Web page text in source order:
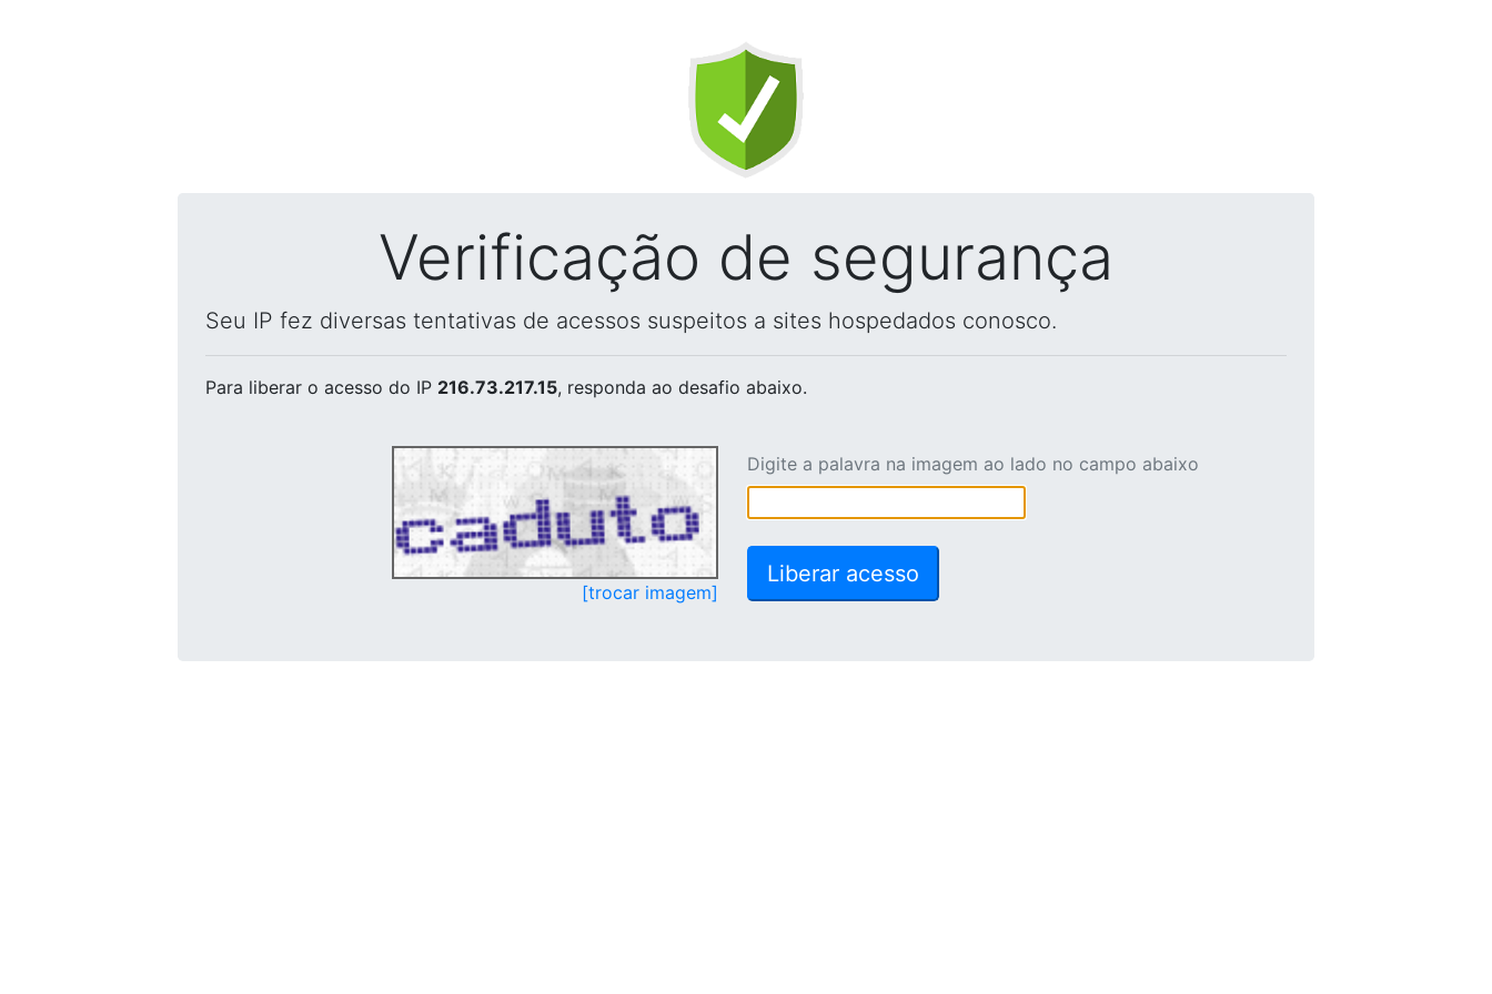
Verificação de segurança
Seu IP fez diversas tentativas de acessos suspeitos a sites hospedados conosco.
Para liberar o acesso do IP 216.73.217.15, responda ao desafio abaixo.
[trocar imagem]
Digite a palavra na imagem ao lado no campo abaixo